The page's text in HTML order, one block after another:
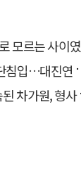
사이였다…檢송치
회원 3명 '구속'
, 형사 범죄 영역"